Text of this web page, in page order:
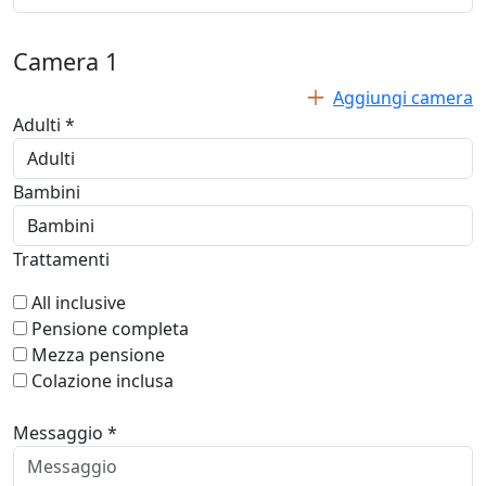
Camera 1
Aggiungi camera
Adulti *
Bambini
Trattamenti
All inclusive
Pensione completa
Mezza pensione
Colazione inclusa
Messaggio *